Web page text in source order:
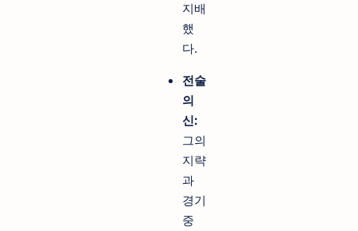
지배
했
다.
전술
의
신:
그의
지략
과
경기
중